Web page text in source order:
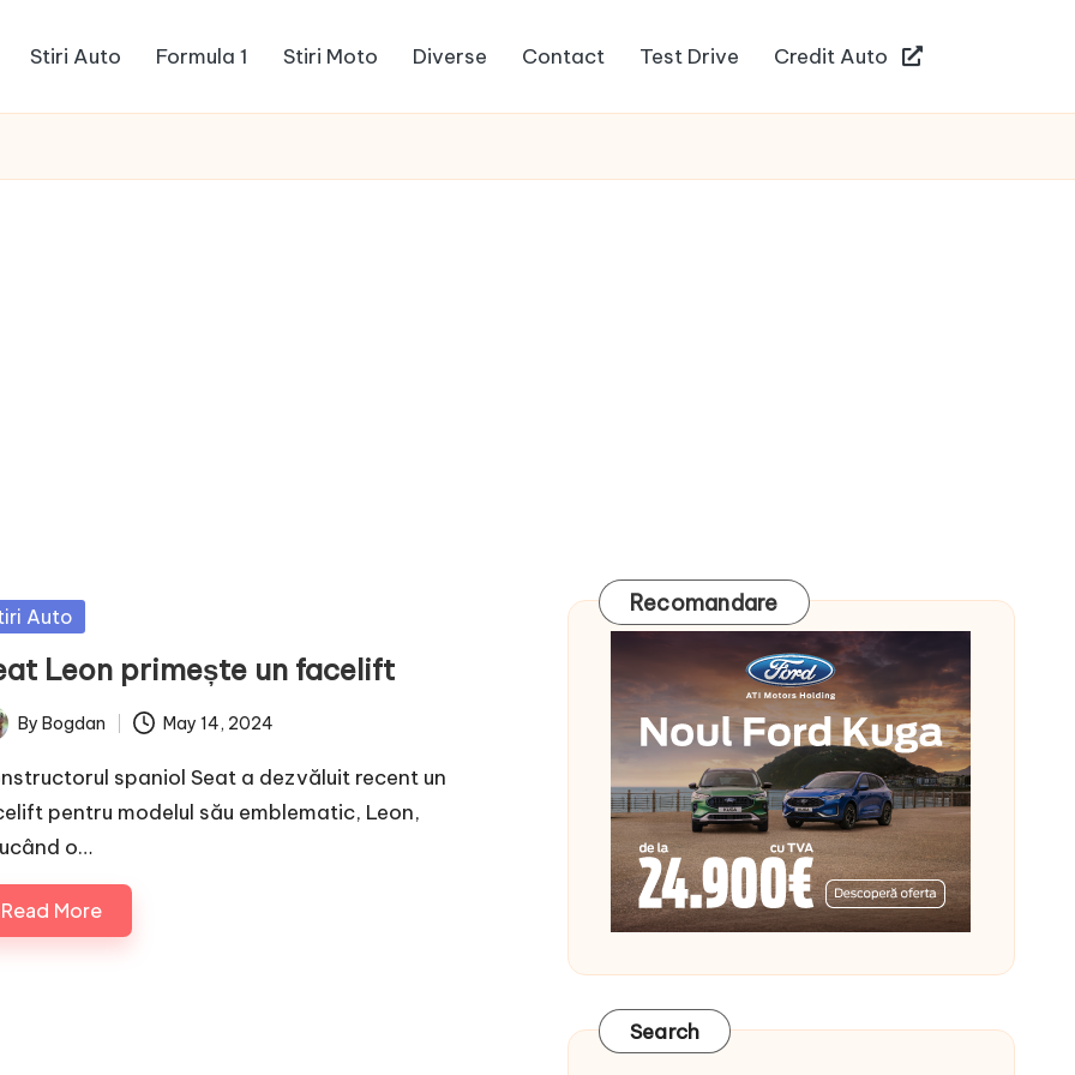
Stiri Auto Formula 1 Stiri Moto Diverse Contact Test Drive Credit Auto
Auto
Leon primește un facelift
By Bogdan May 14, 2024
spaniol Seat a dezvăluit recent un
pentru modelul său emblematic, Leon,
o…
Read More
Recomandare
Search